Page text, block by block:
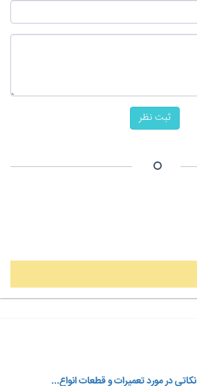
ثبت نظر
نکاتی در مورد تعمیرات و قطعات انواع...